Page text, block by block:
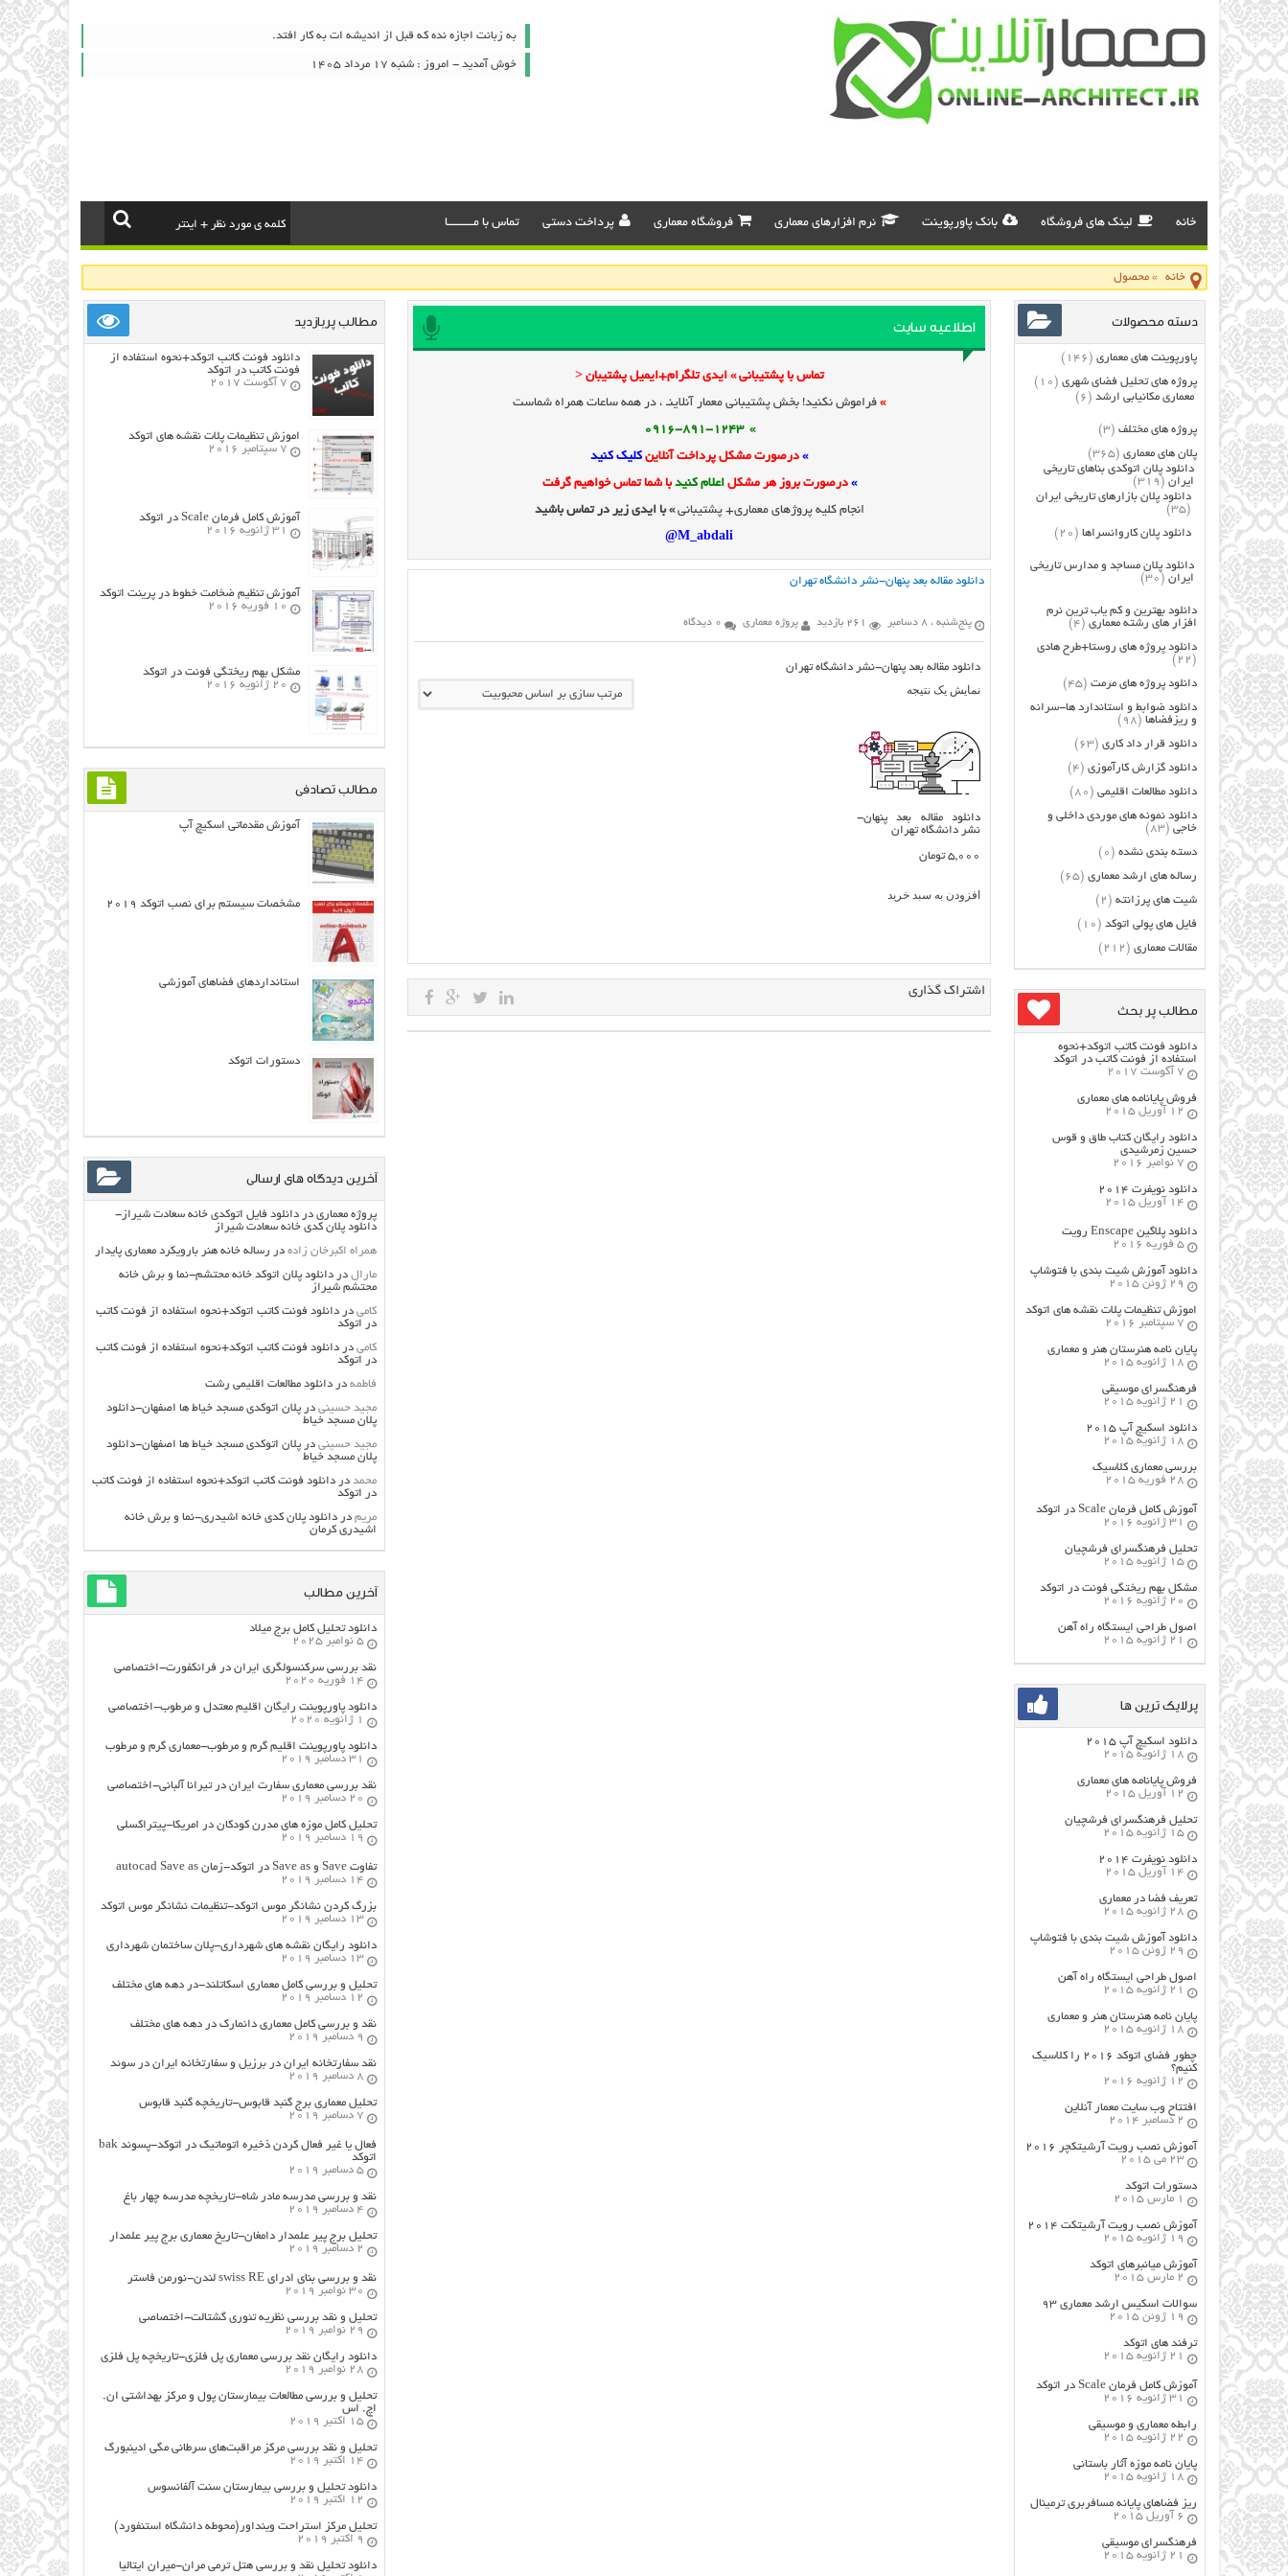
به زبانت اجازه نده که قبل از اندیشه ات به کار افتد.
خوش آمدید - امروز : شنبه ۱۷ مرداد ۱۴۰۵
خانه لینک های فروشگاه بانک پاورپوینت نرم افزارهای معماری فروشگاه معماری پرداخت دستی تماس با مـــــــــا
خانه »محصول
اطلاعیه سایت
تماس با پشتیبانی » ایدی تلگرام+ایمیل پشتیبان <
» فراموش نکنید! بخش پشتیبانی معمار آنلاینـ ، در همه ساعات همراه شماست
» 0916-891-1243
»درصورت مشکل پرداخت آنلاین کلیک کنید
» درصورت بروز هر مشکلاعلام کنیدبا شما تماس خواهیم گرفت
انجام کلیه پروژهای معماری+ پشتیبانی» با ایدی زیر در تماس باشید
M_abdali@
دانلود مقاله بعد پنهان-نشر دانشگاه تهران
پنج‌شنبه ، 8 دسامبر 261 بازدید پروژه معماری 0 دیدگاه
دانلود مقاله بعد پنهان-نشر دانشگاه تهران
نمایش یک نتیجه
دانلود مقاله بعد پنهان-
نشر دانشگاه تهران
5,000 تومان
افزودن به سبد خرید
اشتراک گذاری
دسته محصولات
پاورپوینت های معماری (146)
پروژه های تحلیل فضای شهری (10)
معماری مکانیابی ارشد (6)
پروژه های مختلف (3)
پلان های معماری (365)
دانلود پلان اتوکدی بناهای تاریخی
ایران (319)
دانلود پلان بازارهای تاریخی ایران
(35)
دانلود پلان کاروانسراها (20)
دانلود پلان مساجد و مدارس تاریخی
ایران (30)
دانلود بهترین و کم یاب ترین نرم
افزار های رشته معماری (4)
دانلود پروژه های روستا+طرح هادی
(22)
دانلود پروژه های مرمت (45)
دانلود ضوابط و استاندارد ها-سرانه
و ریزفضاها (98)
دانلود قرار داد کاری (63)
دانلود گزارش کارآموزی (4)
دانلود مطالعات اقلیمی (80)
دانلود نمونه های موردی داخلی و
خاجی (83)
دسته بندی نشده (0)
رساله های ارشد معماری (65)
شیت های پرزانته (2)
فایل های پولی اتوکد (10)
مقالات معماری (212)
مطالب پر بحث
دانلود فونت کاتب اتوکد+نحوه
استفاده از فونت کاتب در اتوکد
7 آگوست 2017
فروش پایانامه های معماری
12 آوریل 2015
دانلود رایگان کتاب طاق و قوس
حسین زمرشیدی
7 نوامبر 2016
دانلود نویفرت ۲۰۱۴
14 آوریل 2015
دانلود پلاگین Enscape رویت
5 فوریه 2016
دانلود آموزش شیت بندی با فتوشاپ
29 ژوئن 2015
اموزش تنظیمات پلات نقشه های اتوکد
7 سپتامبر 2016
پایان نامه هنرستان هنر و معماري
18 ژانویه 2015
فرهنگسراي موسيقي
21 ژانویه 2015
دانلود اسکیچ آپ ۲۰۱۵
18 ژانویه 2015
بررسی معماری کلاسیک
28 فوریه 2015
آموزش کامل فرمان Scale در اتوکد
31 ژانویه 2016
تحلیل فرهنگسرای فرشچیان
15 ژانویه 2015
مشکل بهم ریختگی فونت در اتوکد
20 ژانویه 2016
اصول طراحي ایستگاه راه آهن
21 ژانویه 2015
پرلایک ترین ها
دانلود اسکیچ آپ ۲۰۱۵
18 ژانویه 2015
فروش پایانامه های معماری
12 آوریل 2015
تحلیل فرهنگسرای فرشچیان
15 ژانویه 2015
دانلود نویفرت ۲۰۱۴
14 آوریل 2015
تعریف فضا در معماری
28 ژانویه 2015
دانلود آموزش شیت بندی با فتوشاپ
29 ژوئن 2015
اصول طراحي ایستگاه راه آهن
21 ژانویه 2015
پایان نامه هنرستان هنر و معماري
18 ژانویه 2015
چطور فضای اتوکد ۲۰۱۶ را کلاسیک
کنیم؟
12 ژانویه 2016
افتتاح وب سایت معمار آنلاین
2 دسامبر 2014
آموزش نصب رویت آرشیتکچر ۲۰۱۶
23 می 2015
دستورات اتوکد
1 مارس 2015
آموزش نصب رویت آرشیتکت ۲۰۱۴
19 ژانویه 2015
آموزش میانبرهای اتوکد
2 مارس 2015
سوالات اسکیس ارشد معماری ۹۳
19 ژوئن 2015
ترفند های اتوکد
21 ژانویه 2015
آموزش کامل فرمان Scale در اتوکد
31 ژانویه 2016
رابطه معماری و موسیقی
22 ژانویه 2015
پایان نامه موزه آثار باستانی
18 ژانویه 2015
ریز فضاهای پایانه مسافربری ترمینال
6 آوریل 2015
فرهنگسراي موسيقي
21 ژانویه 2015
مطالب پربازدید
دانلود فونت کاتب اتوکد+نحوه استفاده از
فونت کاتب در اتوکد
7 آگوست 2017
اموزش تنظیمات پلات نقشه های اتوکد
7 سپتامبر 2016
آموزش کامل فرمان Scale در اتوکد
31 ژانویه 2016
آموزش تنظیم ضخامت خطوط در پرینت اتوکد
10 فوریه 2016
مشکل بهم ریختگی فونت در اتوکد
20 ژانویه 2016
مطالب تصادفی
آموزش مقدماتی اسکیچ آپ
مشخصات سیستم برای نصب اتوکد ۲۰۱۹
استانداردهای فضاهای آموزشی
دستورات اتوکد
آخرین دیدگاه های ارسالی
پروژه معماری دردانلود فایل اتوکدی خانه سعادت شیراز-
دانلود پلان کدی خانه سعادت شیراز
همراه اکبرخان زاده در رساله خانه هنر بارویکرد معماری پایدار
مارال دردانلود پلان اتوکد خانه محتشم-نما و برش خانه
محتشم شیراز
کامی دردانلود فونت کاتب اتوکد+نحوه استفاده از فونت کاتب
در اتوکد
کامی دردانلود فونت کاتب اتوکد+نحوه استفاده از فونت کاتب
در اتوکد
فاطمه دردانلود مطالعات اقليمي رشت
مجید حسینی درپلان اتوکدی مسجد خیاط ها اصفهان-دانلود
پلان مسجد خیاط
مجید حسینی درپلان اتوکدی مسجد خیاط ها اصفهان-دانلود
پلان مسجد خیاط
محمد دردانلود فونت کاتب اتوکد+نحوه استفاده از فونت کاتب
در اتوکد
مریم دردانلود پلان کدی خانه اشیدری-نما و برش خانه
اشیدری کرمان
آخرین مطالب
دانلود تحلیل کامل برج میلاد
5 نوامبر 2025
نقد بررسی سرکنسولگری ایران در فرانکفورت-اختصاصی
14 فوریه 2020
دانلود پاورپوینت رایگان اقلیم معتدل و مرطوب-اختصاصی
1 ژانویه 2020
دانلود پاورپوینت اقلیم گرم و مرطوب-معماری گرم و مرطوب
31 دسامبر 2019
نقد بررسی معماری سفارت ایران در تیرانا آلبانی-اختصاصی
20 دسامبر 2019
تحلیل کامل موزه های مدرن کودکان در امریکا-پیتراکسلی
19 دسامبر 2019
تفاوت Save و Save as در اتوکد-زمان autocad Save as
14 دسامبر 2019
بزرگ کردن نشانگر موس اتوکد-تنظیمات نشانگر موس اتوکد
13 دسامبر 2019
دانلود رایگان نقشه های شهرداری-پلان ساختمان شهرداری
13 دسامبر 2019
تحلیل و بررسی کامل معماری اسکاتلند-در دهه های مختلف
12 دسامبر 2019
نقد و بررسی کامل معماری دانمارک در دهه های مختلف
9 دسامبر 2019
نقد سفارتخانه ایران در برزیل و سفارتخانه ایران در سوئد
8 دسامبر 2019
تحلیل معماری برج گنبد قابوس-تاریخچه گنبد قابوس
7 دسامبر 2019
فعال یا غیر فعال کردن ذخیره اتوماتیک در اتوکد-پسوند bak
اتوکد
5 دسامبر 2019
نقد و بررسی مدرسه مادر شاه-تاریخچه مدرسه چهار باغ
4 دسامبر 2019
تحلیل برج پیر علمدار دامغان-تاریخ معماری برج پیر علمدار
2 دسامبر 2019
نقد و بررسی بنای ادرای swiss RE لندن-نورمن فاستر
30 نوامبر 2019
تحلیل و نقد بررسی نظریه تئوری گشتالت-اختصاصی
29 نوامبر 2019
دانلود رایگان نقد بررسی معماری پل فلزی-تاریخچه پل فلزی
28 نوامبر 2019
تحلیل و بررسی مطالعات بیمارستان پول و مرکز بهداشتی ان.
اچ. اس
15 اکتبر 2019
تحلیل و نقد بررسی مرکز مراقبت‌های سرطانی مگی ادینبورگ
14 اکتبر 2019
دانلود تحلیل و بررسی بیمارستان سنت آلفانسوس
12 اکتبر 2019
تحلیل مرکز استراحت وینداور(محوطه دانشگاه استنفورد)
9 اکتبر 2019
دانلود تحلیل نقد و بررسی هتل ترمی مران-میران ایتالیا